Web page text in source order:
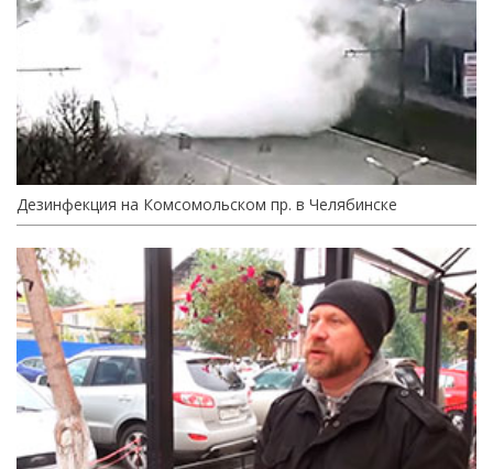
Дезинфекция на Комсомольском пр. в Челябинске